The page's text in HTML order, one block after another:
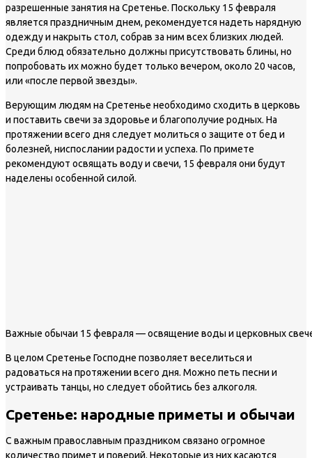
разрешенные занятия на Сретенье. Поскольку 15 февраля
является праздничным днем, рекомендуется надеть нарядную
одежду и накрыть стол, собрав за ним всех близких людей.
Среди блюд обязательно должны присутствовать блины, но
попробовать их можно будет только вечером, около 20 часов,
или «после первой звезды».
Верующим людям на Сретенье необходимо сходить в церковь
и поставить свечи за здоровье и благополучие родных. На
протяжении всего дня следует молиться о защите от бед и
болезней, ниспослании радости и успеха. По примете
рекомендуют освящать воду и свечи, 15 февраля они будут
наделены особенной силой.
Важные обычаи 15 февраля — освящение воды и церковных
В целом Сретенье Господне позволяет веселиться и
радоваться на протяжении всего дня. Можно петь песни и
устраивать танцы, но следует обойтись без алкоголя.
Сретенье: народные приметы и обычаи
С важным православным праздником связано огромное
количество примет и поверий. Некоторые из них касаются